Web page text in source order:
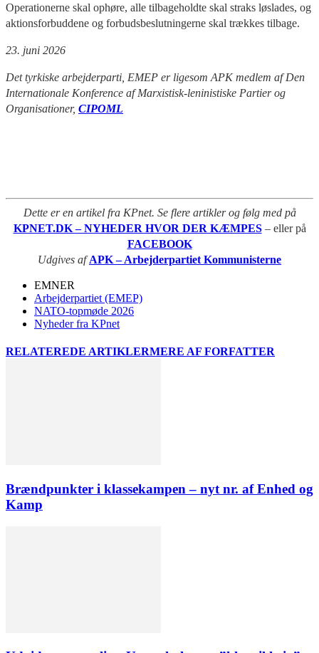
Operationerne skal ophøre, alle tilbageholdte skal straks løslades, og
aktionsforbuddene og forbudsbeslutningerne skal trækkes tilbage.
23. juni 2026
Det tyrkiske arbejderparti, EMEP erligesom APK medlem af Den
Internationale Konference af Marxistisk-leninistiske Partier og
Organisationer, CIPOML
Dette er en artikel fra KPnet. Se flere artikler og følg med på
KPNET.DK – NYHEDER HVOR DER KÆMPES – eller på
FACEBOOK
Udgives afAPK – Arbejderpartiet Kommunisterne
EMNER
Arbejderpartiet (EMEP)
NATO-topmøde 2026
Nyheder fra KPnet
RELATEREDE ARTIKLERMERE AF FORFATTER
Brændpunkter i klassekampen – nyt nr. af Enhed og
Kamp